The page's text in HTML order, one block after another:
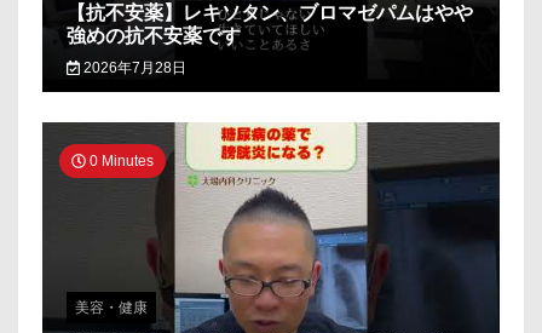
【抗不安薬】レキソタン、ブロマゼパムはやや
強めの抗不安薬です
2026年7月28日
0 Minutes
美容・健康